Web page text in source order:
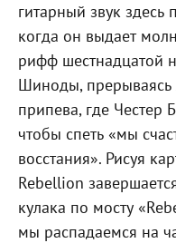
гитарный звук здесь
когда он выдает
рифф шестнадцатой
Шиноды,
припева, где Честер
чтобы спеть «мы
восстания». Рисуя
Rebellion
кулака по мосту
мы распадаемся на